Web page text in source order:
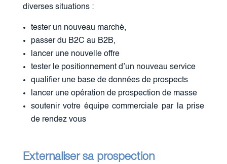
diverses situations :
tester un nouveau marché,
passer du B2C au B2B,
lancer une nouvelle offre
tester le positionnement d’un nouveau service
qualifier une base de données de prospects
lancer une opération de prospection de masse
soutenir votre équipe commerciale par la prise
de rendez vous
Externaliser sa prospection